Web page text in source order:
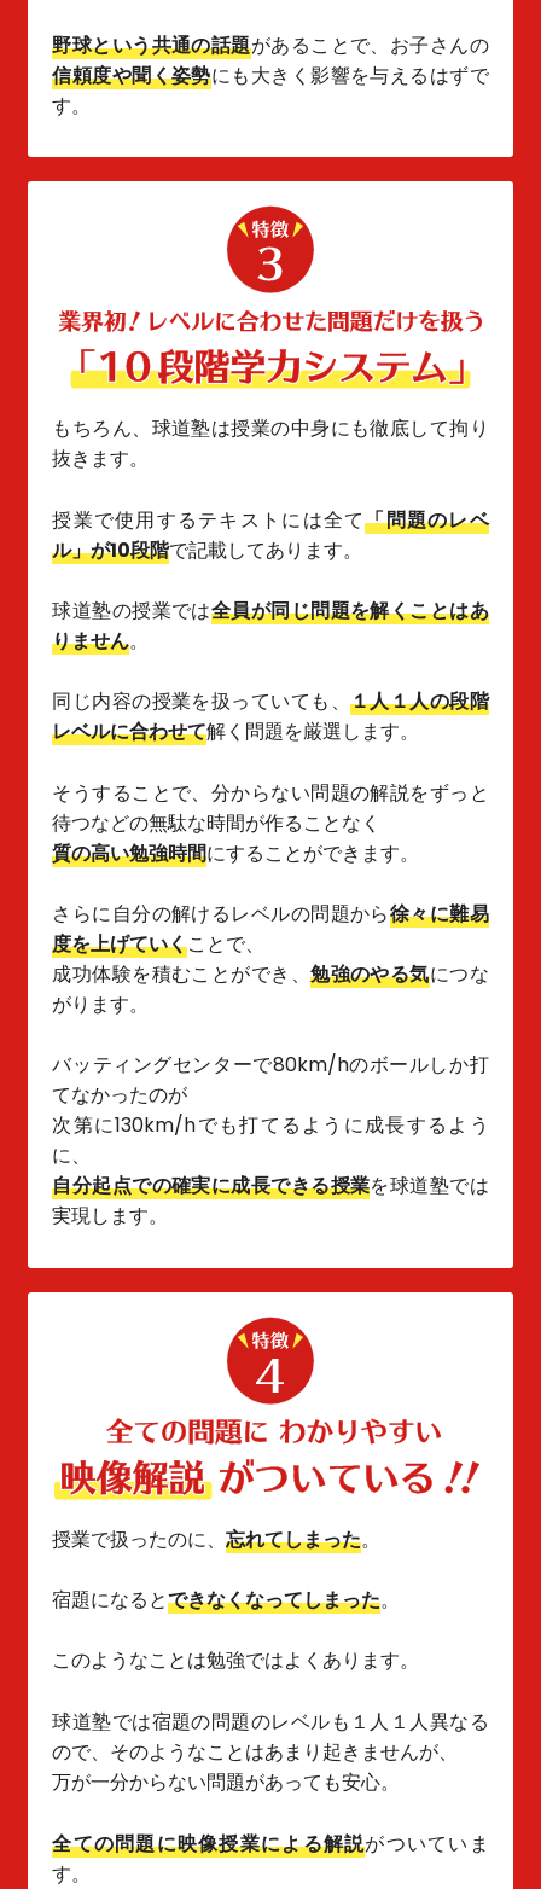
野球という共通の話題があることで、お子さんの
信頼度や聞く姿勢にも大きく影響を与えるはずで
す。
もちろん、球道塾は授業の中身にも徹底して拘り
抜きます。
授業で使用するテキストには全て「問題のレベ
ル」が10段階で記載してあります。
球道塾の授業では全員が同じ問題を解くことはあ
りません。
同じ内容の授業を扱っていても、 １人１人の段階
レベルに合わせて解く問題を厳選します。
そうすることで、分からない問題の解説をずっと
待つなどの無駄な時間が作ることなく
質の高い勉強時間にすることができます。
さらに自分の解けるレベルの問題から徐々に難易
度を上げていくことで、
成功体験を積むことができ、勉強のやる気につな
がります。
バッティングセンターで80km/hのボールしか打
てなかったのが
次第に130km/hでも打てるように成長するよう
に、
自分起点での確実に成長できる授業を球道塾では
実現します。
授業で扱ったのに、忘れてしまった。
宿題になるとできなくなってしまった。
このようなことは勉強ではよくあります。
球道塾では宿題の問題のレベルも１人１人異なる
ので、そのようなことはあまり起きませんが、
万が一分からない問題があっても安心。
全ての問題に映像授業による解説がついていま
す。